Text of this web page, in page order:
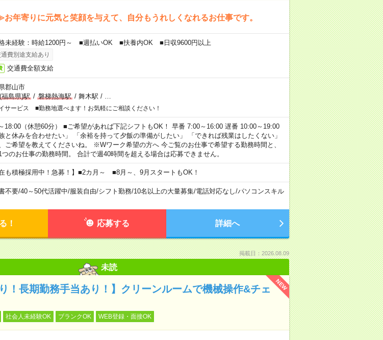
年寄りに元気と笑顔を与えて、自分もうれしくなれるお仕事です。
未経験：時給1200円～ ■週払いOK ■扶養内OK ■日収9600円以上
費別途支給あり
交通費全額支給
郡山市
島県)駅/ 磐梯熱海駅/ 舞木駅 /
サービス ■勤務地選べます！お気軽にご相談ください！
18:00（休憩60分） ■ご希望があれば下記シフトもOK！ 早番 7:00～16:00 遅番 10:00～19:00
族と休みを合わせたい」 「余裕を持って夕飯の準備がしたい」 「できれば残業はしたくない」
ご希望を教えてくださいね。 ※Wワーク希望の方へ 今ご覧のお仕事で希望する勤務時間と、
つのお仕事の勤務時間。 合計で週40時間を超える場合は応募できません。
在も積極採用中！急募！】■2カ月～ ■8月～、9月スタートもOK！
不要/40～50代活躍中/服装自由/シフト勤務/10名以上の大量募集/電話対応なし/パソコンスキル
！ 応募する 詳細へ
掲載日：2026.08.09
未読
NEW
！長期勤務手当あり！】クリーンルームで機械操作&チェ
社会人未経験OK ブランクOK WEB登録・面接OK